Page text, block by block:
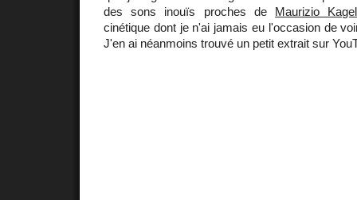
des sons inouïs proches de Maurizio Kagel
cinétique dont je n'ai jamais eu l'occasion de
J'en ai néanmoins trouvé un petit extrait sur